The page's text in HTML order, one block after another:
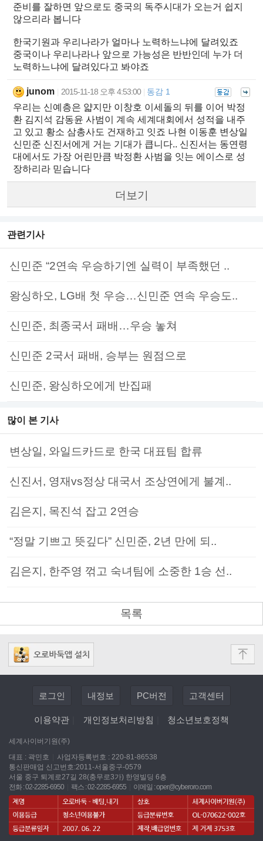
준비를 잘하면 앞으로도 중국의 독주시대가 오는거 쉽지
않으리라 봅니다
한국기원과 우리나라가 얼마나 노력하느냐에 달려있죠
중국이나 우리나라나 앞으로 가능성은 반반인데 누가 더
노력하느냐에 달려있다고 봐야죠
junom 2015-11-18 오후 4:53:00 동감 1
우리는 신예층은 얇지만 이창호 이세돌의 뒤를 이어 박정
환 김지석 감동윤 사범이 계속 세계대회에서 성적을 내주
고 있고 황소 삼총사도 건재하고 잇죠 나현 이동훈 변상일
신민준 신진서에게 거는 기대가 큽니다.. 신진서는 동연령
대에서도 가장 어린만큼 박정환 사범을 잇는 에이스로 성
장하리라 믿습니다
더보기
관련기사
신민준 “2연속 우승하기엔 실력이 부족했던 ..
왕싱하오, LG배 첫 우승…신민준 연속 우승도..
신민준, 최종국서 패배…우승 놓쳐
신민준 2국서 패배, 승부는 원점으로
신민준, 왕싱하오에게 반집패
많이 본 기사
변상일, 와일드카드로 한국 대표팀 합류
신진서, 영재vs정상 대국서 조상연에게 불계..
김은지, 목진석 잡고 2연승
“정말 기쁘고 뜻깊다” 신민준, 2년 만에 되..
김은지, 한주영 꺾고 숙녀팀에 소중한 1승 선..
목록
로그인 내정보 PC버전 고객센터
이용약관 개인정보처리방침 청소년보호정책
세계사이버기원(주)
대표 : 곽민호
사업자등록번호 : 220-81-86538
통신판매업 신고번호:2011-서울중구-0579
서울 중구 퇴계로27길 28(충무로3가) 한영빌딩 6층
전화 : 02-2285-6950
팩스 : 02-2285-6955 이메일 :oper@cyberoro.com